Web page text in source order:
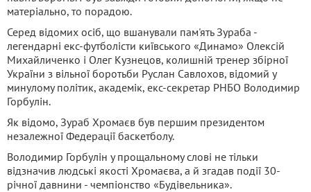
матеріально, то порадою.
Серед відомих осіб, що вшанували пам'ять Зураба -
легендарні екс-футболісти київського «Динамо» Олексій
Михайличенко і Олег Кузнецов, колишній тренер збірної
України з вільної боротьби Руслан Савлохов, відомий у
минулому політик, академік, екс-секретар РНБО Володимир
Горбулін.
Як відомо, Зураб Хромаєв був першим президентом
незалежної Федерації баскетболу.
Володимир Горбулін у прощальному слові не тільки
відзначив людські якості Хромаєва, а й згадав події 30-
річної давнини - чемпіонство «Будівельника».